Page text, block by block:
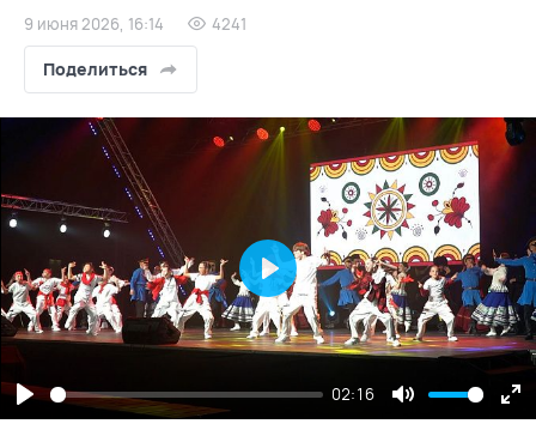
9 июня 2026, 16:14 4241
Поделиться
Play
02:16
Mute
Play